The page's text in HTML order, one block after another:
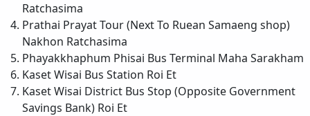
Ratchasima
Prathai Prayat Tour (Next To Ruean Samaeng shop)
Nakhon Ratchasima
Phayakkhaphum Phisai Bus Terminal Maha Sarakham
Kaset Wisai Bus Station Roi Et
Kaset Wisai District Bus Stop (Opposite Government
Savings Bank) Roi Et